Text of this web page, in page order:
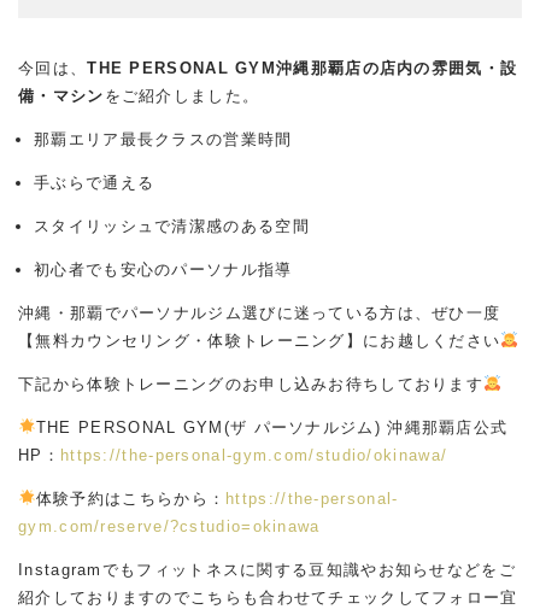
今回は、THE PERSONAL GYM沖縄那覇店の店内の雰囲気・設
備・マシン をご紹介しました。
那覇エリア最長クラスの営業時間
手ぶらで通える
スタイリッシュで清潔感のある空間
初心者でも安心のパーソナル指導
沖縄・那覇でパーソナルジム選びに迷っている方は、ぜひ一度
【無料カウンセリング・体験トレーニング】にお越しください
下記から体験トレーニングのお申し込みお待ちしております
THE PERSONAL GYM(ザ パーソナルジム) 沖縄那覇店公式
HP： https://the-personal-gym.com/studio/okinawa/
体験予約はこちらから： https://the-personal-
gym.com/reserve/?cstudio=okinawa
Instagramでもフィットネスに関する豆知識やお知らせなどをご
紹介しておりますのでこちらも合わせてチェックしてフォロー宜